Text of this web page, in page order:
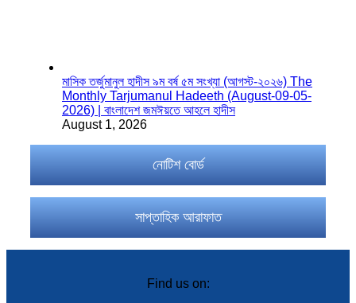
মাসিক তর্জুমানুল হাদীস ৯ম বর্ষ ৫ম সংখ্যা (আগস্ট-২০২৬) The
Monthly Tarjumanul Hadeeth (August-09-05-
2026) | বাংলাদেশ জমঈয়তে আহলে হাদীস
August 1, 2026
নোটিশ বোর্ড
সাপ্তাহিক আরাফাত
Find us on: